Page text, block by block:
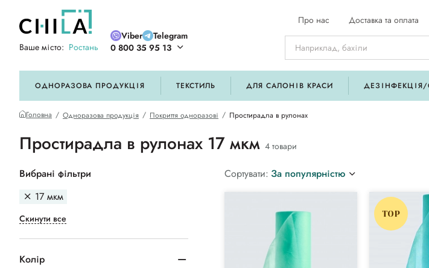
Ваше місто: Ростань
Viber
Telegram
0 800 35 95 13
Про нас Доставка та оплата
ОДНОРАЗОВА ПРОДУКЦІЯ ТЕКСТИЛЬ ДЛЯ САЛОНІВ КРАСИ ДЕЗІНФЕКЦІЯ/
Головна Одноразова продукція Покриття одноразові Простирадла в рулонах
Простирадла в рулонах 17 мкм 4 товари
Вибрані фільтри
17 мкм
Скинути все
Колір
Сортувати: За популярністю
TOP